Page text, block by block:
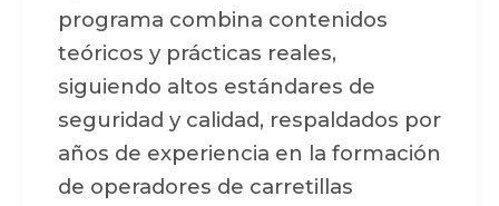
programa combina contenidos
teóricos y prácticas reales,
siguiendo altos estándares de
seguridad y calidad, respaldados por
años de experiencia en la formación
de operadores de carretillas